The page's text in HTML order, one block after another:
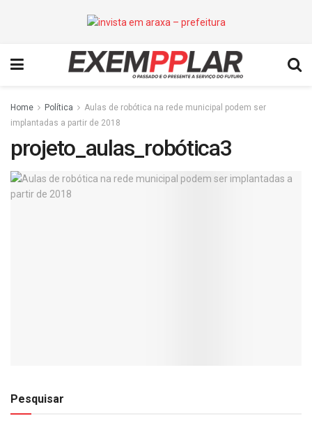
Home Política
Aulas de robótica na rede municipal podem ser
implantadas a partir de 2018
projeto_aulas_robótica3
Pesquisar